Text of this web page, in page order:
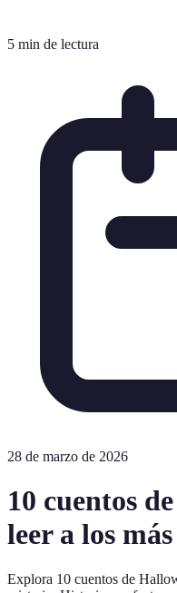
5 min de lectura
28 de marzo de 2026
10 cuentos
leer a los
Explora 10 cuentos de